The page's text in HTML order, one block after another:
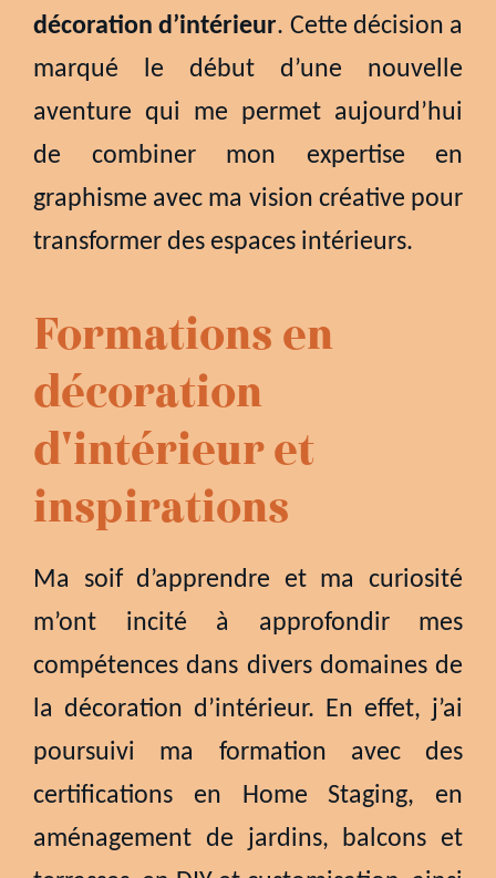
décoration d’intérieur. Cette décision a
marqué le début d’une nouvelle
aventure qui me permet aujourd’hui
de combiner mon expertise en
graphisme avec ma vision créative pour
transformer des espaces intérieurs.
Formations en
décoration
d'intérieur et
inspirations
Ma soif d’apprendre et ma curiosité
m’ont incité à approfondir mes
compétences dans divers domaines de
la décoration d’intérieur. En effet, j’ai
poursuivi ma formation avec des
certifications en Home Staging, en
aménagement de jardins, balcons et